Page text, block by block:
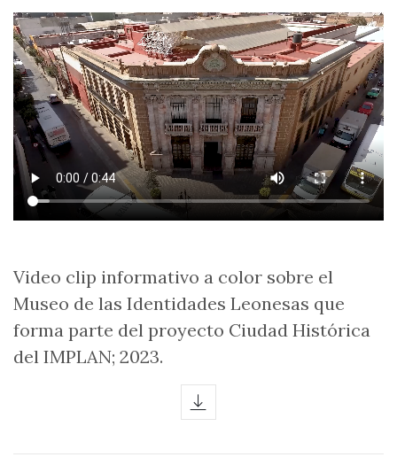
Video clip informativo a color sobre el
Museo de las Identidades Leonesas que
forma parte del proyecto Ciudad Histórica
del IMPLAN; 2023.